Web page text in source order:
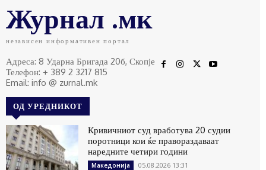
Журнал .мк
независен информативен портал
Адреса: 8 Ударна Бригада 20б, Скопје
Телефон: + 389 2 3217 815
Email: info @ zurnal.mk
ОД УРЕДНИКОТ
Кривичниот суд вработува 20 судии
поротници кои ќе правораздаваат
наредните четири години
Македонија 05.08.2026 13:31